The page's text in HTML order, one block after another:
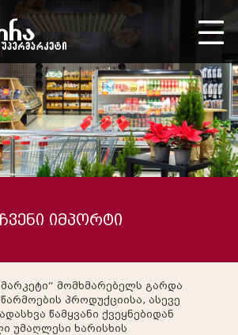
ჩვენი იმპორტი
მომხმარებელს გარდა
პროდუქციისა, ასევე
წამყვანი ქვეყნებიდან
უმაღლესი ხარისხის